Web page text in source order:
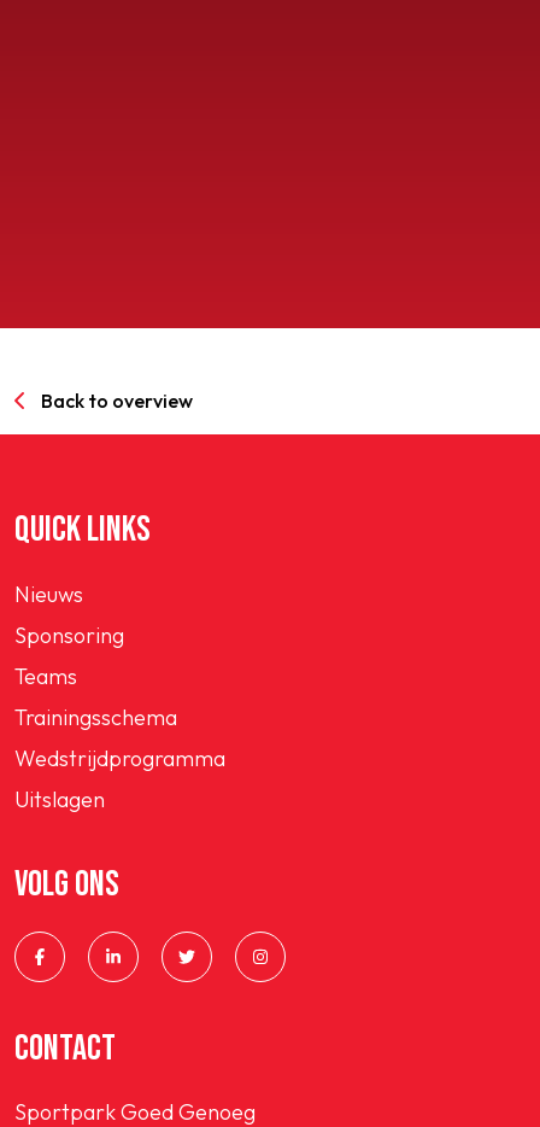
Back to overview
QUICK LINKS
Nieuws
Sponsoring
Teams
Trainingsschema
Wedstrijdprogramma
Uitslagen
VOLG ONS
CONTACT
Sportpark Goed Genoeg